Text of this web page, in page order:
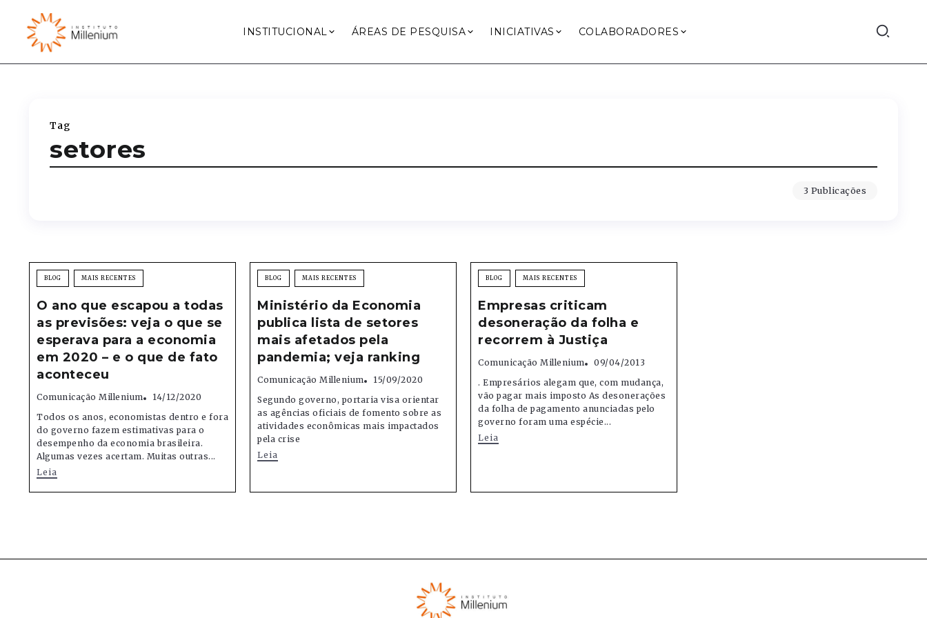
INSTITUCIONAL ÁREAS DE PESQUISA INICIATIVAS COLABORADORES
Tag
setores
3 Publicações
BLOG MAIS RECENTES
O ano que escapou a todas
as previsões: veja o que se
esperava para a economia
em 2020 – e o que de fato
aconteceu
Comunicação Millenium
14/12/2020
Todos os anos, economistas dentro e fora
do governo fazem estimativas para o
desempenho da economia brasileira.
Algumas vezes acertam. Muitas outras...
Leia
BLOG MAIS RECENTES
Ministério da Economia
publica lista de setores
mais afetados pela
pandemia; veja ranking
Comunicação Millenium
15/09/2020
Segundo governo, portaria visa orientar
as agências oficiais de fomento sobre as
atividades econômicas mais impactados
pela crise
Leia
BLOG MAIS RECENTES
Empresas criticam
desoneração da folha e
recorrem à Justiça
Comunicação Millenium
09/04/2013
. Empresários alegam que, com mudança,
vão pagar mais imposto As desonerações
da folha de pagamento anunciadas pelo
governo foram uma espécie...
Leia